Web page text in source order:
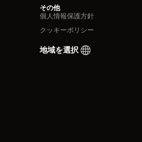
その他
個人情報保護方針
クッキーポリシー
地域を選択